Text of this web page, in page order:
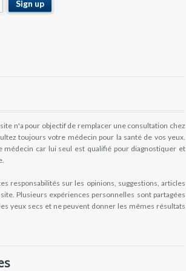
n'a pour objectif de remplacer une consultation chez
toujours votre médecin pour la santé de vos yeux.
médecin car lui seul est qualifié pour diagnostiquer et
responsabilités sur les opinions, suggestions, articles
Plusieurs expériences personnelles sont partagées
yeux secs et ne peuvent donner les mêmes résultats